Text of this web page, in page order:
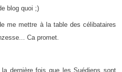
blog quoi ;)
me mettre à la table des célibataires
Ca promet.
la dernière fois que les Suédiens sont